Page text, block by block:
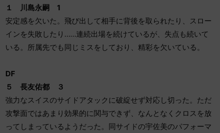
１ 川島永嗣 1
安定感を欠いた。飛び出して相手に背後を取られたり、スロー
インを失敗したり……連続出場を続けているが、失点も続いて
いる。所属先でも同じミスをしており、精彩を欠いている。
DF
５ 長友佑都 ３
強力なスイスのサイドアタックに破綻せず対応し切った。ただ
攻撃面ではあまり効果的に関与できず、なんとなくクロスを放
ってしまっているようだった。同サイドの宇佐美のパフォーマ